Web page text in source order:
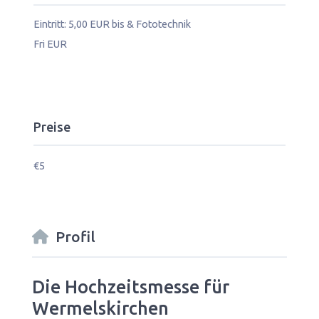
Profil
Die Hochzeitsmesse für
Wermelskirchen
Eintritt: 5,00 EUR bis & Fototechnik
Fri EUR
Preise
€5